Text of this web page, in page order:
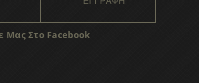
Μας Στο Facebook